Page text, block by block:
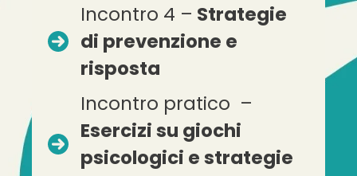
Incontro 4 – Strategie
di prevenzione e
risposta
Incontro pratico –
Esercizi su giochi
psicologici e strategie